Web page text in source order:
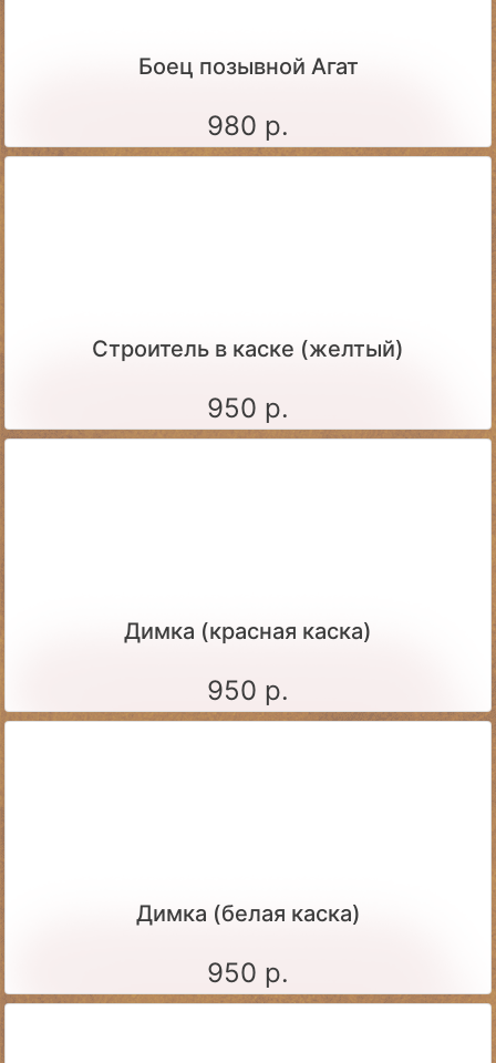
Боец позывной Агат
980 р.
Строитель в каске (желтый)
950 р.
Димка (красная каска)
950 р.
Димка (белая каска)
950 р.